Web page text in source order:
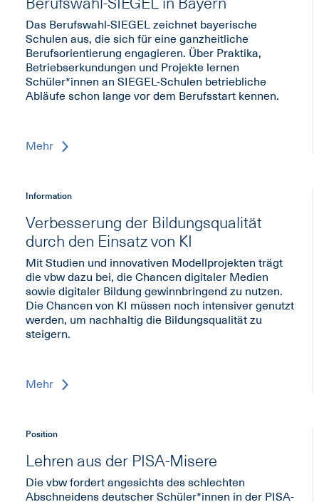
Das Berufswahl-SIEGEL zeichnet bayerische
Schulen aus, die sich für eine ganzheitliche
Berufsorientierung engagieren. Über Praktika,
Betriebserkundungen und Projekte lernen
Schüler*innen an SIEGEL-Schulen betriebliche
Abläufe schon lange vor dem Berufsstart kennen.
Mehr
Information
Verbesserung der Bildungsqualität
durch den Einsatz von KI
Mit Studien und innovativen Modellprojekten trägt
die vbw dazu bei, die Chancen digitaler Medien
sowie digitaler Bildung gewinnbringend zu nutzen.
Die Chancen von KI müssen noch intensiver genutzt
werden, um nachhaltig die Bildungsqualität zu
steigern.
Mehr
Position
Lehren aus der PISA-Misere
Die vbw fordert angesichts des schlechten
Abschneidens deutscher Schüler*innen in der PISA-